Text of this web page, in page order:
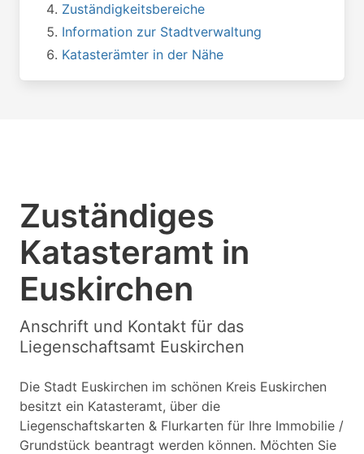
Zuständigkeitsbereiche
Information zur Stadtverwaltung
Katasterämter in der Nähe
Zuständiges
Katasteramt in
Euskirchen
Anschrift und Kontakt für das
Liegenschaftsamt Euskirchen
Die Stadt Euskirchen im schönen Kreis Euskirchen
besitzt ein Katasteramt, über die
Liegenschaftskarten & Flurkarten für Ihre Immobilie /
Grundstück beantragt werden können. Möchten Sie